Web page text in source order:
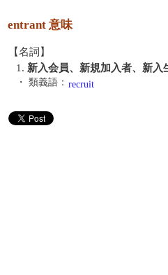
entrant 意味
【名詞】
1. 新入会員、新規加入者、新入
・ 類義語： recruit